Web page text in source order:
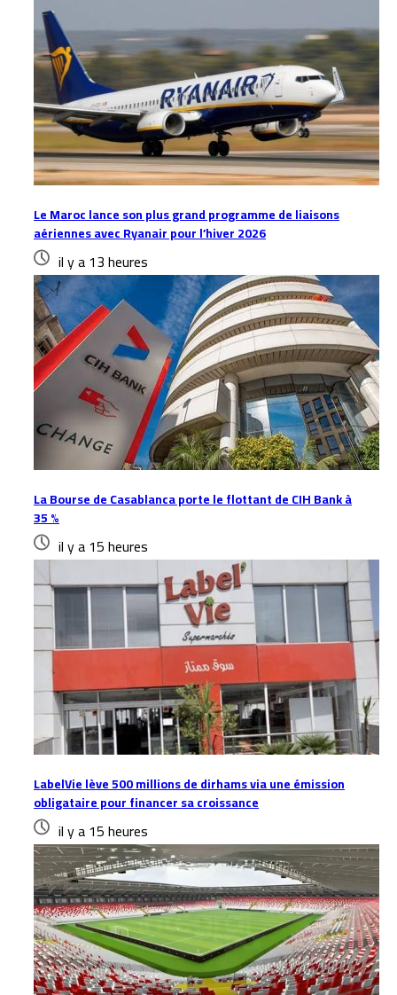
Le Maroc lance son plus grand programme de liaisons
aériennes avec Ryanair pour l’hiver 2026
il y a 13 heures
La Bourse de Casablanca porte le flottant de CIH Bank à
35 %
il y a 15 heures
LabelVie lève 500 millions de dirhams via une émission
obligataire pour financer sa croissance
il y a 15 heures